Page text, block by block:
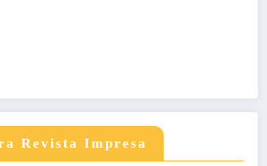
Revista Impresa